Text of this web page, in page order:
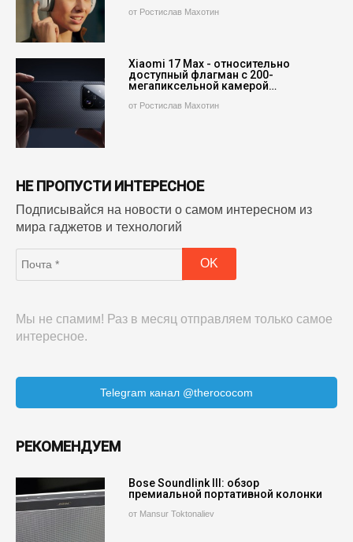
от Ростислав Махотин
Xiaomi 17 Max - относительно
доступный флагман с 200-
мегапиксельной камерой…
от Ростислав Махотин
НЕ ПРОПУСТИ ИНТЕРЕСНОЕ
Подписывайся на новости о самом интересном из
мира гаджетов и технологий
Мы не спамим! Раз в месяц отправляем только самое
интересное.
Telegram канал @therococom
РЕКОМЕНДУЕМ
Bose Soundlink III: обзор
премиальной портативной колонки
от Mansur Toktonaliev